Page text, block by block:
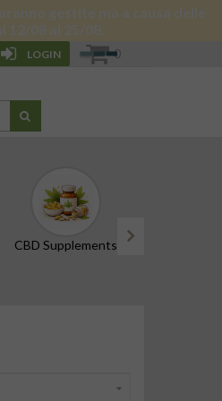
gestite ma a causa delle
08 al 25/08.
LOGIN 0
CBD Supplements Edibles and
